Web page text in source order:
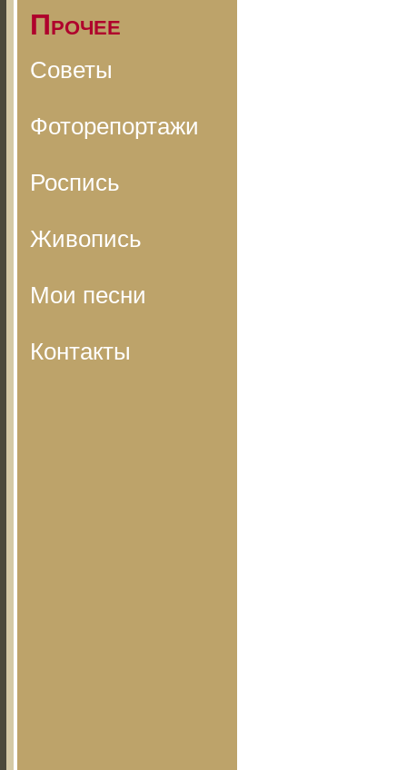
Прочее
Советы
Фоторепортажи
Роспись
Живопись
Мои песни
Контакты